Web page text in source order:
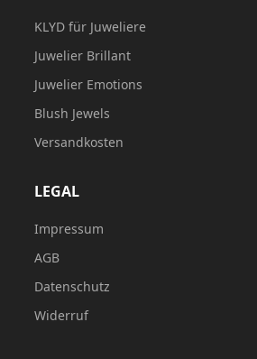
KLYD für Juweliere
Juwelier Brillant
Juwelier Emotions
Blush Jewels
Versandkosten
LEGAL
Impressum
AGB
Datenschutz
Widerruf